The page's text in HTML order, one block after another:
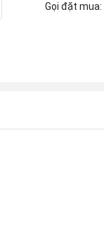
Gọi đặt mua: